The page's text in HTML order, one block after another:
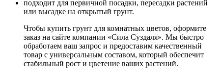
подходит для первичной посадки, пересадки растений
или высадке на открытый грунт.
Чтобы купить грунт для комнатных цветов, оформите
заказ на сайте компании «Сила Суздаля». Мы быстро
обработаем ваш запрос и предоставим качественный
товар с универсальным составом, который обеспечит
стабильный рост и цветение ваших растений.